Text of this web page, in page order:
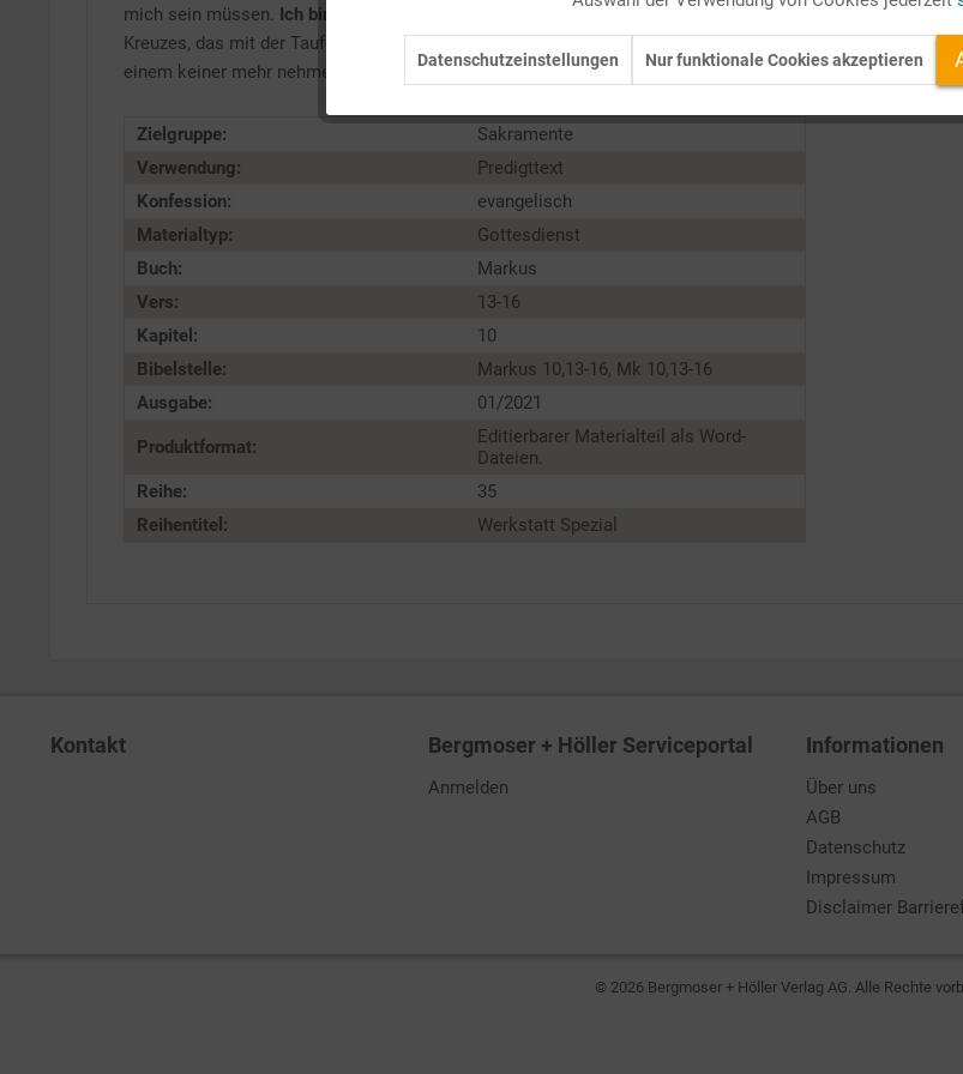
mich sein müssen. Ich bin da für dich! Zugehörigkeit des Kindes zu seinen
Kreuzes, das mit der Taufe über dem Leben eines Menschen steht, die Zugehörigkeit desgleichen zu
einem keiner mehr nehmen.
Zielgruppe:
Sakramente
Verwendung:
Predigttext
Konfession:
evangelisch
Materialtyp:
Gottesdienst
Buch:
Markus
Vers:
13-16
Kapitel:
10
Bibelstelle:
Markus 10,13-16, Mk 10,13-16
Ausgabe:
01/2021
Produktformat:
Editierbarer Materialteil als Word-
Dateien.
Reihe:
35
Reihentitel:
Werkstatt Spezial
Kontakt Bergmoser + Höller Serviceportal
Anmelden
Informationen
Über uns
AGB
Datenschutz
Impressum
Disclaimer
© 2026 Bergmoser + Höller Verlag AG. Alle Rechte
Datenschutzeinstellungen Nur funktionale Cookies akzeptieren